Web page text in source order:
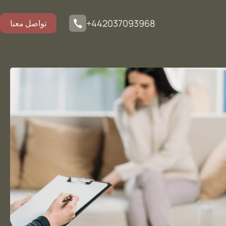
+442037093968 تواصل معنا